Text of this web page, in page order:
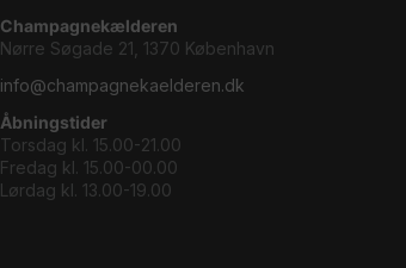
Champagnekælderen
Nørre Søgade 21, 1370 København
info@champagnekaelderen.dk
Åbningstider
Torsdag kl. 15.00-21.00
Fredag kl. 15.00-00.00
Lørdag kl. 13.00-19.00